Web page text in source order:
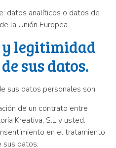
datos analíticos o datos de
la Unión Europea.
legitimidad
sus datos.
sus datos personales son:
de un contrato entre
Kreativa, S.L y usted.
en el tratamiento
sus datos.